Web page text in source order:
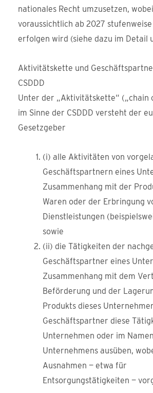
nationales Recht umzusetzen,
voraussichtlich ab 2027
erfolgen wird (siehe dazu im Detail
Aktivitätskette und
CSDDD
Unter der „Aktivitätskette“ („chain
im Sinne der CSDDD versteht der
Gesetzgeber
(i) alle Aktivitäten von
Geschäftspartnern eines
Zusammenhang mit der
Waren oder der Erbringung
Dienstleistungen
sowie
(ii) die Tätigkeiten der
Geschäftspartner eines
Zusammenhang mit dem
Beförderung und der
Produkts dieses
Geschäftspartner diese
Unternehmen oder im
Unternehmens ausüben,
Ausnahmen — etwa für
Entsorgungstätigkeiten —